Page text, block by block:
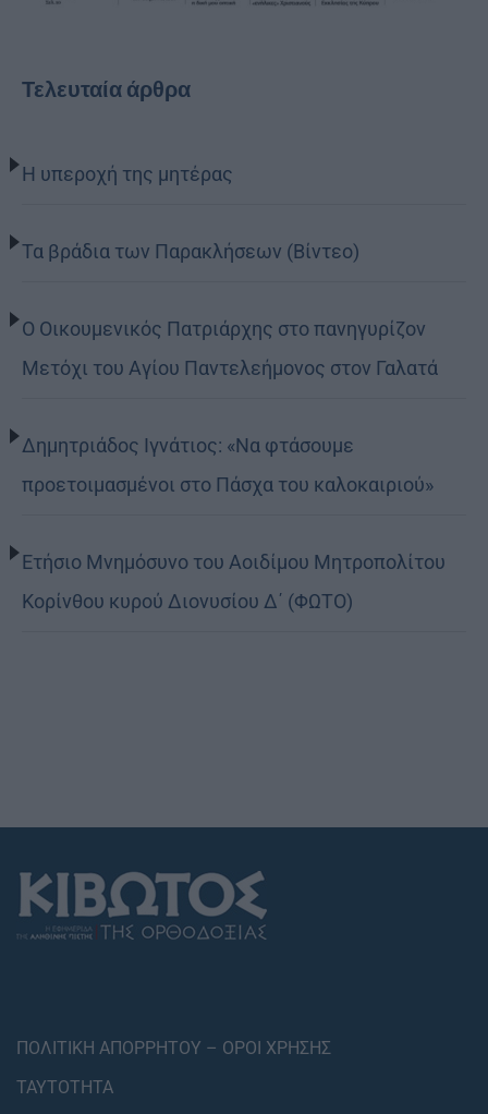
Τελευταία άρθρα
Η υπεροχή της μητέρας
Τα βράδια των Παρακλήσεων (Βίντεο)
Ο Οικουμενικός Πατριάρχης στο πανηγυρίζον
Μετόχι του Αγίου Παντελεήμονος στον Γαλατά
Δημητριάδος Ιγνάτιος: «Να φτάσουμε
προετοιμασμένοι στο Πάσχα του καλοκαιριού»
Ετήσιο Μνημόσυνο του Αοιδίμου Μητροπολίτου
Κορίνθου κυρού Διονυσίου Δ΄ (ΦΩΤΟ)
ΠΟΛΙΤΙΚΗ ΑΠΟΡΡΗΤΟΥ – ΟΡΟΙ ΧΡΗΣΗΣ
ΤΑΥΤΟΤΗΤΑ